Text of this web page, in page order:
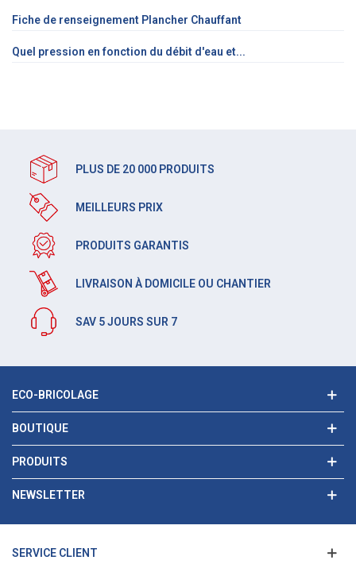
Fiche de renseignement Plancher Chauffant
Quel pression en fonction du débit d'eau et...
PLUS DE 20 000 PRODUITS
MEILLEURS PRIX
PRODUITS GARANTIS
LIVRAISON À DOMICILE OU CHANTIER
SAV 5 JOURS SUR 7
ECO-BRICOLAGE
BOUTIQUE
PRODUITS
NEWSLETTER
SERVICE CLIENT